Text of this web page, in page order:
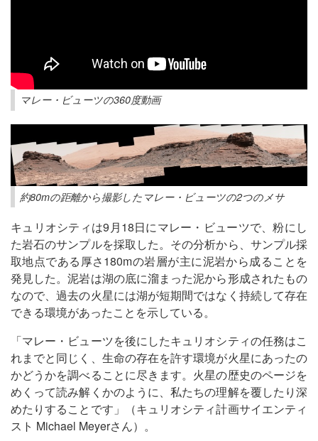
マレー・ビューツの360度動画
約80mの距離から撮影したマレー・ビューツの2つのメサ
キュリオシティは9月18日にマレー・ビューツで、粉にし
た岩石のサンプルを採取した。その分析から、サンプル採
取地点である厚さ180mの岩層が主に泥岩から成ることを
発見した。泥岩は湖の底に溜まった泥から形成されたもの
なので、過去の火星には湖が短期間ではなく持続して存在
できる環境があったことを示している。
「マレー・ビューツを後にしたキュリオシティの任務はこ
れまでと同じく、生命の存在を許す環境が火星にあったの
かどうかを調べることに尽きます。火星の歴史のページを
めくって読み解くかのように、私たちの理解を覆したり深
めたりすることです」（キュリオシティ計画サイエンティ
スト Michael Meyerさん）。